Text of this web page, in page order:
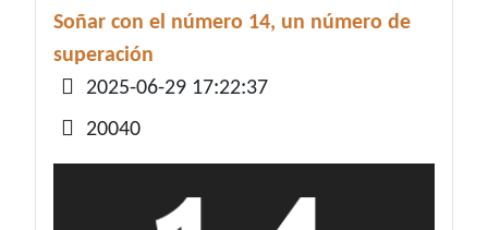
Soñar con el número 14, un número de
superación
Detalles
2025-06-29 17:22:37
20040